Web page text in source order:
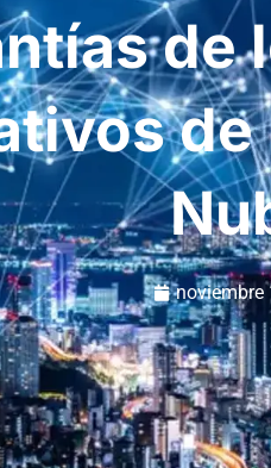
de
noviembre